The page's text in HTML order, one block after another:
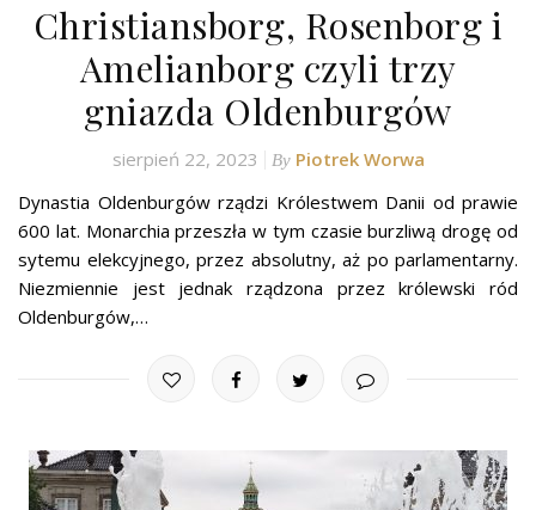
Christiansborg, Rosenborg i
Amelianborg czyli trzy
gniazda Oldenburgów
sierpień 22, 2023 By Piotrek Worwa
Dynastia Oldenburgów rządzi Królestwem Danii od prawie
600 lat. Monarchia przeszła w tym czasie burzliwą drogę od
sytemu elekcyjnego, przez absolutny, aż po parlamentarny.
Niezmiennie jest jednak rządzona przez królewski ród
Oldenburgów,…